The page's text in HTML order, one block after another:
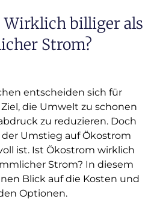
Wirklich billiger als
Strom?
entscheiden sich für
die Umwelt zu schonen
zu reduzieren. Doch
der Umstieg auf Ökostrom
ist. Ist Ökostrom wirklich
Strom? In diesem
Blick auf die Kosten und
Optionen.